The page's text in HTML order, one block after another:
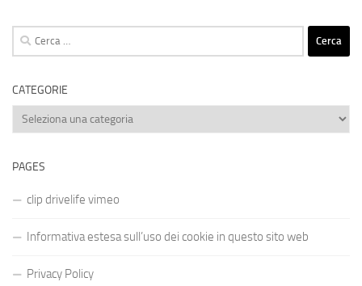
Ricerca
per:
CATEGORIE
Categorie
PAGES
clip drivelife vimeo
Informativa estesa sull’uso dei cookie in questo sito web
Privacy Policy